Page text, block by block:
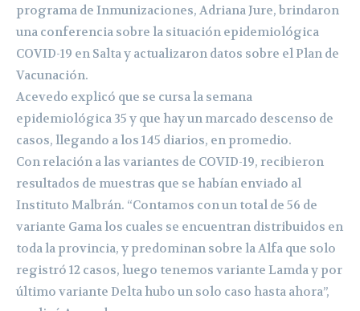
programa de Inmunizaciones, Adriana Jure, brindaron
una conferencia sobre la situación epidemiológica
COVID-19 en Salta y actualizaron datos sobre el Plan de
Vacunación.
Acevedo explicó que se cursa la semana
epidemiológica 35 y que hay un marcado descenso de
casos, llegando a los 145 diarios, en promedio.
Con relación a las variantes de COVID-19, recibieron
resultados de muestras que se habían enviado al
Instituto Malbrán. “Contamos con un total de 56 de
variante Gama los cuales se encuentran distribuidos en
toda la provincia, y predominan sobre la Alfa que solo
registró 12 casos, luego tenemos variante Lamda y por
último variante Delta hubo un solo caso hasta ahora”,